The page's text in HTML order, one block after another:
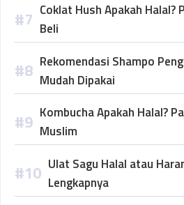
Coklat Hush Apakah Halal?
Beli
Rekomendasi Shampo
Mudah Dipakai
Kombucha Apakah Halal?
Muslim
Ulat Sagu Halal atau
Lengkapnya